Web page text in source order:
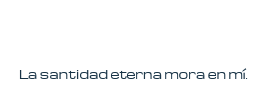
La santidad eterna mora en mí.